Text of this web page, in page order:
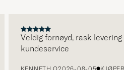
Veldig fornøyd, rask levering og
kundeservice